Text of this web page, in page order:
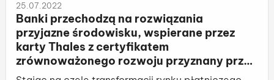
25.07.2022
Banki przechodzą na rozwiązania
przyjazne środowisku, wspierane przez
karty Thales z certyfikatem
zrównoważonego rozwoju przyznany przez
Mastercard